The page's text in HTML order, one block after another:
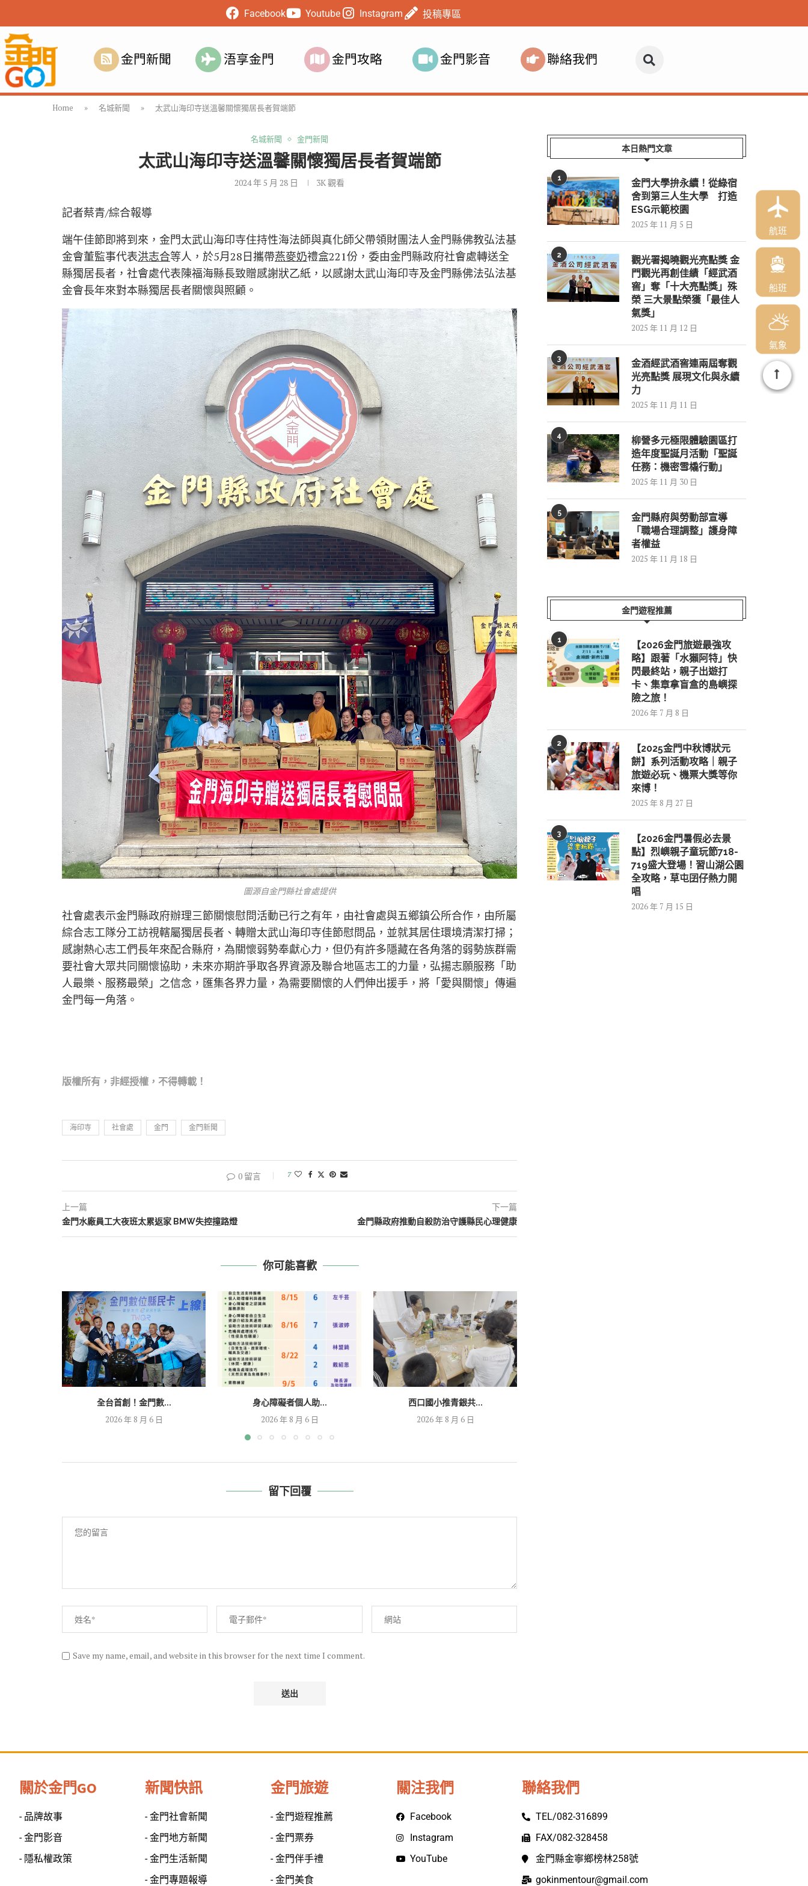
Facebook Youtube Instagram 投稿專區
金門新聞 浯享金門 金門攻略 金門影音 聯絡我們
Home » 名城新聞 » 太武山海印寺送溫馨關懷獨居長者賀端節
名城新聞 金門新聞
太武山海印寺送溫馨關懷獨居長者賀端節
2024 年 5 月 28 日 3K觀看
記者蔡青/綜合報導
端午佳節即將到來，金門太武山海印寺住持性海法師與真化師父帶領財團法人金門縣佛教弘法基
金會董監事代表洪志合等人，於5月28日攜帶燕麥奶禮盒221份，委由金門縣政府社會處轉送全
縣獨居長者，社會處代表陳福海縣長致贈感謝狀乙紙，以感謝太武山海印寺及金門縣佛法弘法基
金會長年來對本縣獨居長者關懷與照顧。
圖源自金門縣社會處提供
社會處表示金門縣政府辦理三節關懷慰問活動已行之有年，由社會處與五鄉鎮公所合作，由所屬
綜合志工隊分工訪視轄屬獨居長者、轉贈太武山海印寺佳節慰問品，並就其居住環境清潔打掃；
感謝熱心志工們長年來配合縣府，為關懷弱勢奉獻心力，但仍有許多隱藏在各角落的弱勢族群需
要社會大眾共同關懷協助，未來亦期許爭取各界資源及聯合地區志工的力量，弘揚志願服務「助
人最樂、服務最榮」之信念，匯集各界力量，為需要關懷的人們伸出援手，將「愛與關懷」傳遍
金門每一角落。
版權所有，非經授權，不得轉載！
海印寺 社會處 金門 金門新聞
0 留言 7
上一篇
金門水廠員工大夜班太累返家 BMW失控撞路燈
下一篇
金門縣政府推動自殺防治守護縣民心理健康
你可能喜歡
全台首創！金門數...
2026 年 8 月 6 日
身心障礙者個人助...
2026 年 8 月 6 日
西口國小推青銀共...
2026 年 8 月 6 日
留下回覆
Save my name, email, and website in this browser for the next time I comment.
本日熱門文章
1
金門大學拚永續！從綠宿
舍到第三人生大學 打造
ESG示範校園
2025 年 11 月 5 日
2
觀光署揭曉觀光亮點獎 金
門觀光再創佳績「經武酒
窖」奪「十大亮點獎」殊
榮 三大景點榮獲「最佳人
氣獎」
2025 年 11 月 12 日
3
金酒經武酒窖連兩屆奪觀
光亮點獎 展現文化與永續
力
2025 年 11 月 11 日
4
柳營多元極限體驗園區打
造年度聖誕月活動「聖誕
任務：機密雪橇行動」
2025 年 11 月 30 日
5
金門縣府與勞動部宣導
「職場合理調整」護身障
者權益
2025 年 11 月 18 日
金門遊程推薦
1
【2026金門旅遊最強攻
略】跟著「水獺阿特」快
閃最終站，親子出遊打
卡、集章拿盲盒的島嶼探
險之旅！
2026 年 7 月 8 日
2
【2025金門中秋博狀元
餅】系列活動攻略｜親子
旅遊必玩、機票大獎等你
來博！
2025 年 8 月 27 日
3
【2026金門暑假必去景
點】烈嶼親子童玩節718-
719盛大登場！習山湖公園
全攻略，草屯囝仔熱力開
唱
2026 年 7 月 15 日
關於金門GO
- 品牌故事
- 金門影音
- 隱私權政策
新聞快訊
- 金門社會新聞
- 金門地方新聞
- 金門生活新聞
- 金門專題報導
金門旅遊
- 金門遊程推薦
- 金門票券
- 金門伴手禮
- 金門美食
關注我們
Facebook
Instagram
YouTube
聯絡我們
TEL/082-316899
FAX/082-328458
金門縣金寧鄉榜林258號
gokinmentour@gmail.com
航班
船班
氣象